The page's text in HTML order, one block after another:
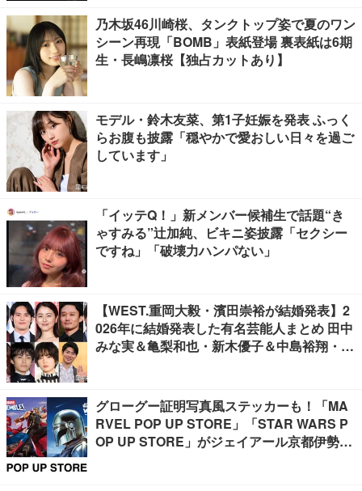
乃木坂46川崎桜、タンクトップ姿で夏のワン
シーン再現「BOMB」表紙登場 裏表紙は6期
生・長嶋凛桜【独占カットあり】
モデル・鈴木友菜、第1子妊娠を発表 ふっく
らお腹も披露「穏やかで愛おしい日々を過ご
しています」
「イッテQ！」新メンバー候補生で話題“き
ゃすみる”辻加純、ビキニ姿披露「セクシー
ですね」「破壊力ハンパない」
【WEST.重岡大毅・濱田崇裕が結婚発表】2
026年に結婚発表した有名芸能人まとめ 田中
みな実＆亀梨和也・新木優子＆中島裕翔・川
グローグー証明写真風ステッカーも！「MA
RVEL POP UP STORE」「STAR WARS P
OP UP STORE」がジェイアール京都伊勢丹